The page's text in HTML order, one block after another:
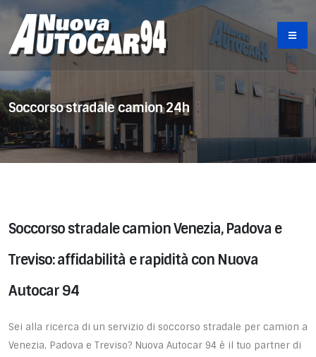
Soccorso stradale camion 24h
Soccorso stradale camion Venezia, Padova e
Treviso: affidabilità e rapidità con Nuova
Autocar 94
Sei alla ricerca di un servizio di soccorso stradale per camion a
Venezia, Padova e Treviso? Nuova Autocar 94 è il tuo partner di